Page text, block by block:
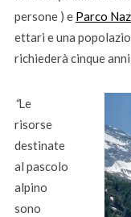
persone ) e Parco
ettari e una
richiederà cinque
“Le
risorse
destinate
al pascolo
alpino
sono